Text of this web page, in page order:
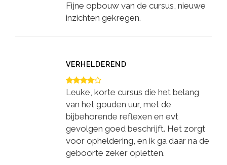
Fijne opbouw van de cursus, nieuwe
inzichten gekregen.
VERHELDEREND
Leuke, korte cursus die het belang
van het gouden uur, met de
bijbehorende reflexen en evt
gevolgen goed beschrijft. Het zorgt
voor opheldering, en ik ga daar na de
geboorte zeker opletten.